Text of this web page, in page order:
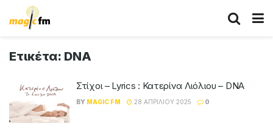
Ετικέτα: DNA
Στίχοι – Lyrics : Κατερίνα Λιόλιου – DNA
BY MAGIC FM 28 ΑΠΡΙΛΊΟΥ 2025 0